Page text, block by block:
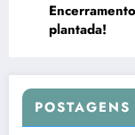
plantada!